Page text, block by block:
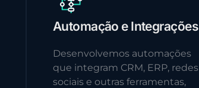
Automação e Integrações
Desenvolvemos automações
que integram CRM, ERP, redes
sociais e outras ferramentas,